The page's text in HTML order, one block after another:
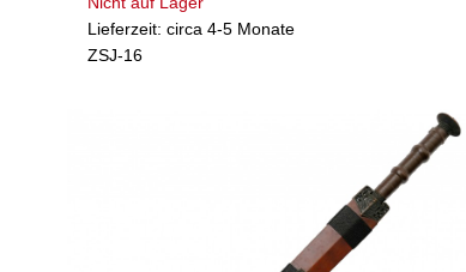
Lieferzeit: circa 4-5 Monate
ZSJ-16